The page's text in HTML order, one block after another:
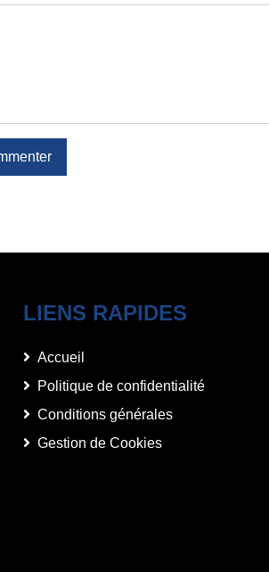
LIENS RAPIDES
Accueil
Politique de confidentialité
Conditions générales
Gestion de Cookies